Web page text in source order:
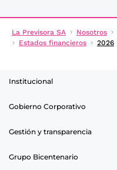
La Previsora SA Nosotros
Estados financieros
2026
Institucional
Gobierno Corporativo
Gestión y transparencia
Grupo Bicentenario